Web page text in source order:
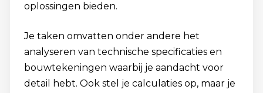
oplossingen bieden.
Je taken omvatten onder andere het
analyseren van technische specificaties en
bouwtekeningen waarbij je aandacht voor
detail hebt. Ook stel je calculaties op, maar je